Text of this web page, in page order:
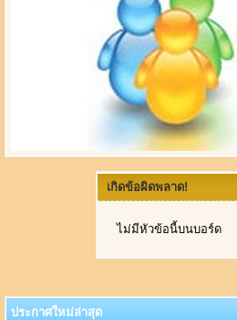
เกิดข้อผิดพลาด!
ไม่มีหัวข้อนี้บนบอร์ด
ประกาศใหม่ล่าสุด